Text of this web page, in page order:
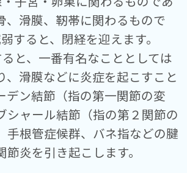
、滑膜、靭帯に関わるもので
すると、閉経を迎えます。
と、一番有名なこととしては
、滑膜などに炎症を起こすこと
デン結節（指の第一関節の変
シャール結節（指の第２関節の
手根管症候群、バネ指などの腱
炎を引き起こします。